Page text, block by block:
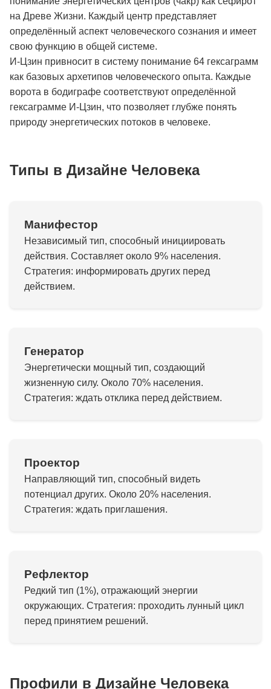
на Древе Жизни. Каждый центр представляет
определённый аспект человеческого сознания и имеет
свою функцию в общей системе.
И-Цзин привносит в систему понимание 64 гексаграмм
как базовых архетипов человеческого опыта. Каждые
ворота в бодиграфе соответствуют определённой
гексаграмме И-Цзин, что позволяет глубже понять
природу энергетических потоков в человеке.
Типы в Дизайне Человека
Манифестор
Независимый тип, способный инициировать
действия. Составляет около 9% населения.
Стратегия: информировать других перед
действием.
Генератор
Энергетически мощный тип, создающий
жизненную силу. Около 70% населения.
Стратегия: ждать отклика перед действием.
Проектор
Направляющий тип, способный видеть
потенциал других. Около 20% населения.
Стратегия: ждать приглашения.
Рефлектор
Редкий тип (1%), отражающий энергии
окружающих. Стратегия: проходить лунный цикл
перед принятием решений.
Профили в Дизайне Человека